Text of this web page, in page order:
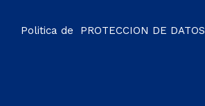
Politica de PROTECCION DE DATOS